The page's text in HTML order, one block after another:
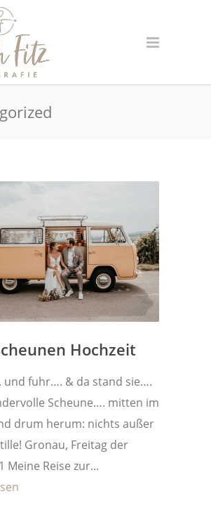
Hochzeit
und fuhr…. & da stand sie….
Scheune…. mitten im
drum herum: nichts außer
Gronau, Freitag der
Meine Reise zur...